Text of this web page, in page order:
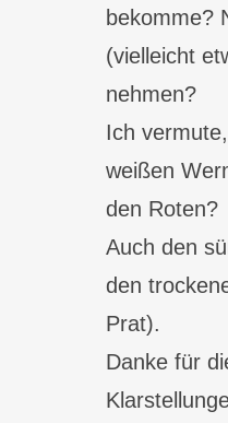
bekomme?
(vielleicht
nehmen?
Ich
weißen
den Roten?
Auch den
den
Prat).
Danke für